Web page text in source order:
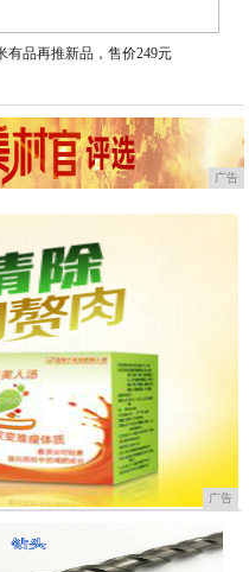
有品再推新品，售价249元
广告
广告